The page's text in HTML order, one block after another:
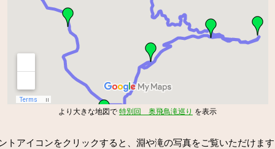
より大きな地図で 特別回 奥飛鳥滝巡り を表示
アイコンをクリックすると、淵や滝の写真をご覧いただけま